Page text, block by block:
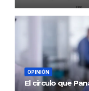
OPINIÓN
El círculo que